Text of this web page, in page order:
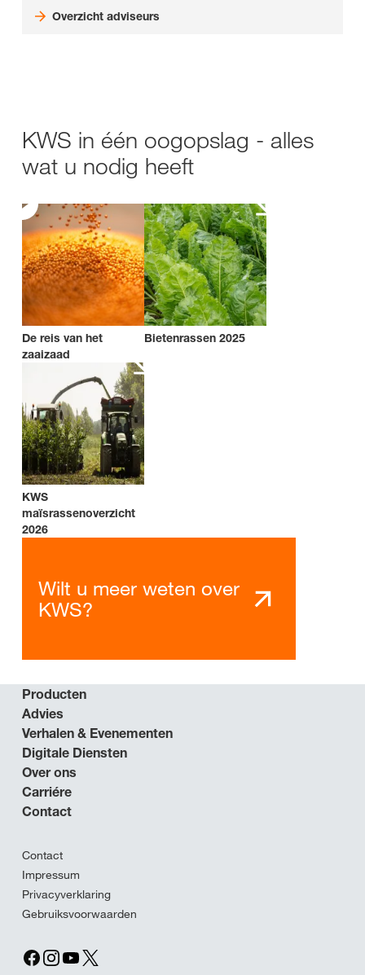
Overzicht adviseurs
KWS in één oogopslag - alles
wat u nodig heeft
De reis van het
zaaizaad
Bietenrassen 2025
KWS
maïsrassenoverzicht
2026
Wilt u meer weten over
KWS?
Producten
Advies
Verhalen & Evenementen
Digitale Diensten
Over ons
Carriére
Contact
Contact
Impressum
Privacyverklaring
Gebruiksvoorwaarden